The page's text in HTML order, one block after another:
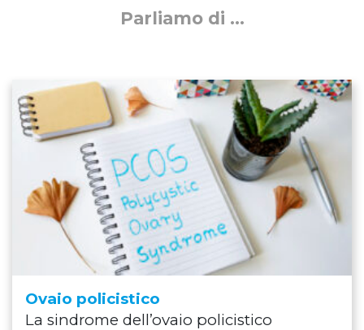
Parliamo di ...
Ovaio policistico
La sindrome dell’ovaio policistico